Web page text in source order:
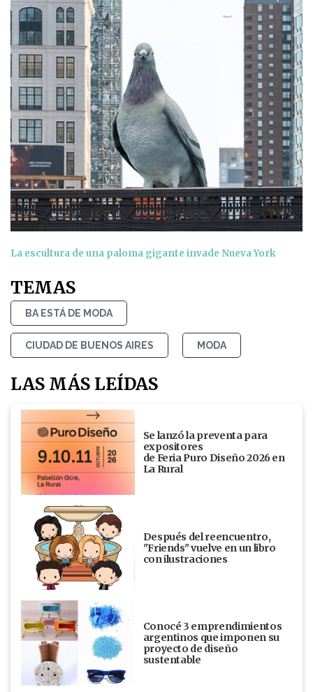
La escultura de una paloma gigante invade Nueva York
TEMAS
BA ESTÁ DE MODA
CIUDAD DE BUENOS AIRES MODA
LAS MÁS LEÍDAS
Se lanzó la preventa para
expositores
de Feria Puro Diseño 2026 en
La Rural
Después del reencuentro,
"Friends" vuelve en un libro
con ilustraciones
Conocé 3 emprendimientos
argentinos que imponen su
proyecto de diseño
sustentable